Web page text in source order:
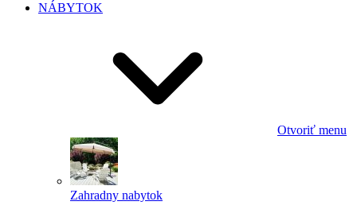
NÁBYTOK
Otvoriť menu
Zahradny nabytok